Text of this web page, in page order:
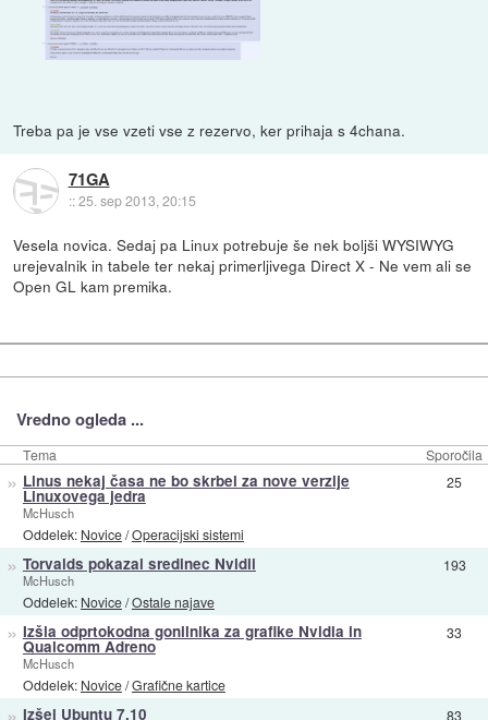
Treba pa je vse vzeti vse z rezervo, ker prihaja s 4chana.
71GA
::25. sep 2013, 20:15
Vesela novica. Sedaj pa Linux potrebuje še nek boljši WYSIWYG
urejevalnik in tabele ter nekaj primerljivega Direct X - Ne vem ali se
Open GL kam premika.
Vredno ogleda ...
Tema Sporočila
» Linus nekaj časa ne bo skrbel za nove verzije
Linuxovega jedra
McHusch
Oddelek: Novice/Operacijski sistemi
25
» Torvalds pokazal sredinec Nvidii
McHusch
Oddelek: Novice/Ostale najave
193
» Izšla odprtokodna gonilnika za grafike Nvidia in
Qualcomm Adreno
McHusch
Oddelek: Novice/Grafične kartice
33
Izšel Ubuntu 7.10 83